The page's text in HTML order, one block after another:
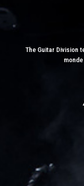
The Guitar Division